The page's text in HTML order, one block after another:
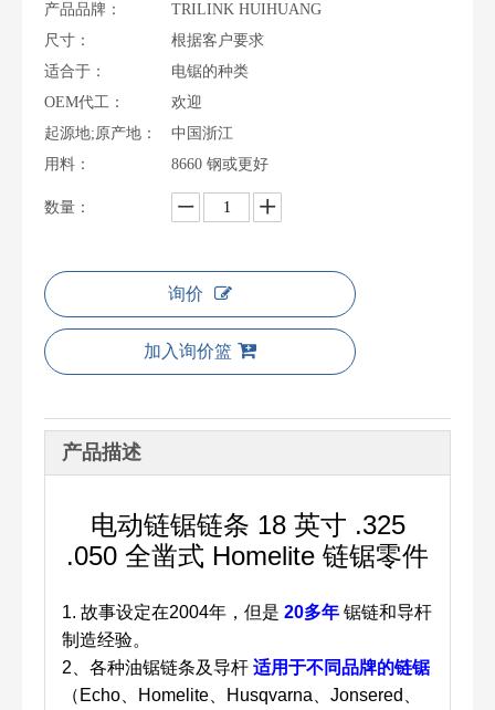
产品品牌：
TRILINK HUIHUANG
尺寸：
根据客户要求
适合于：
电锯的种类
OEM代工：
欢迎
起源地;原产地：
中国浙江
用料：
8660 钢或更好
数量：
询价
加入询价篮
产品描述
电动链锯链条 18 英寸 .325
.050 全凿式 Homelite 链锯零件
1. 故事设定在2004年，但是 20多年 锯链和导杆
制造经验。
2、各种油锯链条及导杆 适用于不同品牌的链锯
（Echo、Homelite、Husqvarna、Jonsered、